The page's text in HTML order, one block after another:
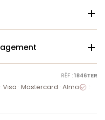


RÉF :1846TER
Visa · Mastercard · Alma